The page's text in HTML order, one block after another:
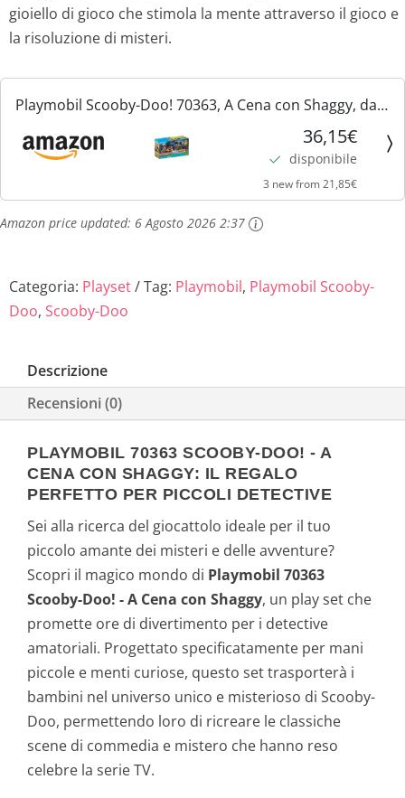
gioiello di gioco che stimola la mente attraverso il gioco e
la risoluzione di misteri.
Playmobil Scooby-Doo! 70363, A Cena con Shaggy, dai
36,15€
disponibile
3 new from 21,85€
Amazon price updated: 6 Agosto 2026 2:37
Categoria: Playset Tag: Playmobil, Playmobil Scooby-
Doo, Scooby-Doo
Descrizione
Recensioni (0)
PLAYMOBIL 70363 SCOOBY-DOO! - A
CENA CON SHAGGY: IL REGALO
PERFETTO PER PICCOLI DETECTIVE
Sei alla ricerca del giocattolo ideale per il tuo
piccolo amante dei misteri e delle avventure?
Scopri il magico mondo di Playmobil 70363
Scooby-Doo! - A Cena con Shaggy, un play set che
promette ore di divertimento per i detective
amatoriali. Progettato specificatamente per mani
piccole e menti curiose, questo set trasporterà i
bambini nel universo unico e misterioso di Scooby-
Doo, permettendo loro di ricreare le classiche
scene di commedia e mistero che hanno reso
celebre la serie TV.